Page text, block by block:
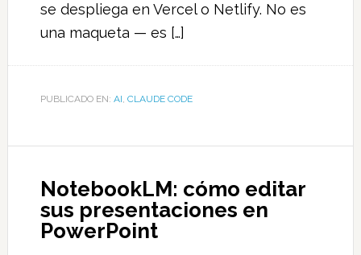
se despliega en Vercel o Netlify. No es
una maqueta — es […]
PUBLICADO EN: AI, CLAUDE CODE
NotebookLM: cómo editar
sus presentaciones en
PowerPoint